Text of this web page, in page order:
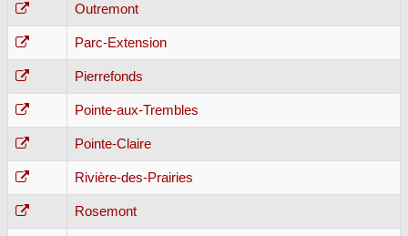
Outremont
Parc-Extension
Pierrefonds
Pointe-aux-Trembles
Pointe-Claire
Rivière-des-Prairies
Rosemont